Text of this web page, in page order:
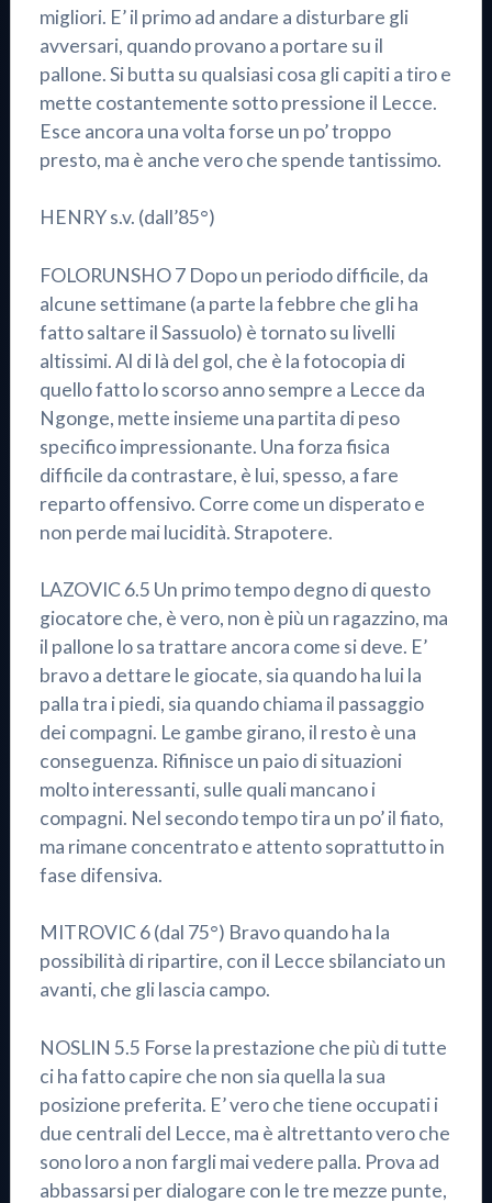
migliori. E’ il primo ad andare a disturbare gli
avversari, quando provano a portare su il
pallone. Si butta su qualsiasi cosa gli capiti a tiro e
mette costantemente sotto pressione il Lecce.
Esce ancora una volta forse un po’ troppo
presto, ma è anche vero che spende tantissimo.
HENRY s.v. (dall’85°)
FOLORUNSHO 7 Dopo un periodo difficile, da
alcune settimane (a parte la febbre che gli ha
fatto saltare il Sassuolo) è tornato su livelli
altissimi. Al di là del gol, che è la fotocopia di
quello fatto lo scorso anno sempre a Lecce da
Ngonge, mette insieme una partita di peso
specifico impressionante. Una forza fisica
difficile da contrastare, è lui, spesso, a fare
reparto offensivo. Corre come un disperato e
non perde mai lucidità. Strapotere.
LAZOVIC 6.5 Un primo tempo degno di questo
giocatore che, è vero, non è più un ragazzino, ma
il pallone lo sa trattare ancora come si deve. E’
bravo a dettare le giocate, sia quando ha lui la
palla tra i piedi, sia quando chiama il passaggio
dei compagni. Le gambe girano, il resto è una
conseguenza. Rifinisce un paio di situazioni
molto interessanti, sulle quali mancano i
compagni. Nel secondo tempo tira un po’ il fiato,
ma rimane concentrato e attento soprattutto in
fase difensiva.
MITROVIC 6 (dal 75°) Bravo quando ha la
possibilità di ripartire, con il Lecce sbilanciato un
avanti, che gli lascia campo.
NOSLIN 5.5 Forse la prestazione che più di tutte
ci ha fatto capire che non sia quella la sua
posizione preferita. E’ vero che tiene occupati i
due centrali del Lecce, ma è altrettanto vero che
sono loro a non fargli mai vedere palla. Prova ad
abbassarsi per dialogare con le tre mezze punte,